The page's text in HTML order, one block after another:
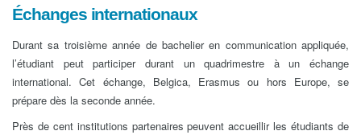
Échanges internationaux
Durant sa troisième année de bachelier en communication appliquée,
l’étudiant peut participer durant un quadrimestre à un échange
international. Cet échange, Belgica, Erasmus ou hors Europe, se
prépare dès la seconde année.
Près de cent institutions partenaires peuvent accueillir les étudiants de